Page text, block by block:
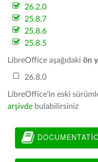
26.2.0
25.8.7
25.8.6
25.8.5
LibreOffice aşağıdaki ön
26.8.0
LibreOffice'in eski
arşivde bulabilirsiniz